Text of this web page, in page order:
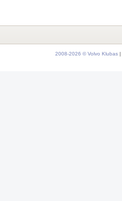
2008-2026 © Volvo Klubas |